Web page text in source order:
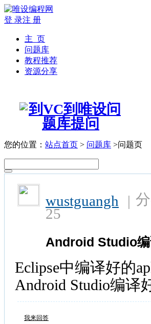
登 录注 册
主 页
问题库
教程推荐
资源分享
您的位置： 站点首页 > 问题库 >问题页
wustguangh |
25
Android Studio
Eclipse中编译好的
Android Studio编译
我来回答